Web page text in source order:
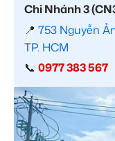
Chi Nhánh 3
📍 753 Nguyễn
TP. HCM
📞 0977 383 567